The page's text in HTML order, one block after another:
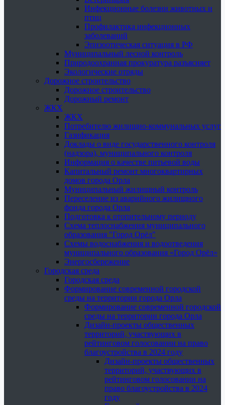
Инфекционные болезни животных и
птиц
Профилактика инфекционных
заболеваний
Эпизоотическая ситуация в РФ
Муниципальный лесной контроль
Природоохранная прокуратура разъясняет
Экологические отряды
Дорожное строительство
Дорожное строительство
Дорожный ремонт
ЖКХ
ЖКХ
Потребителю жилищно-коммунальных услуг
Газификация
Доклады о виде государственного контроля
(надзора), муниципального контроля
Информация о качестве питьевой воды
Капитальный ремонт многоквартирных
домов города Орла
Муниципальный жилищный контроль
Переселение из аварийного жилищного
фонда города Орла
Подготовка к отопительному периоду
Схема теплоснабжения муниципального
образования "Город Орёл"
Схемы водоснабжения и водоотведения
муниципального образования «Город Орёл»
Энергосбережение
Городская среда
Городская среда
Формирование современной городской
среды на территории города Орла
Формирование современной городской
среды на территории города Орла
Дизайн-проекты общественных
территорий, участвующих в
рейтинговом голосовании на право
благоустройства в 2024 году
Дизайн-проекты общественных
территорий, участвующих в
рейтинговом голосовании на
право благоустройства в 2024
году